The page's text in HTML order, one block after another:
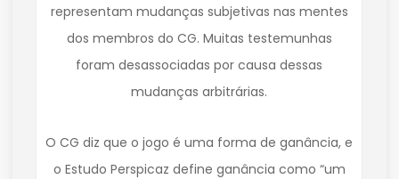
representam mudanças subjetivas nas mentes
dos membros do CG. Muitas testemunhas
foram desassociadas por causa dessas
mudanças arbitrárias.
O CG diz que o jogo é uma forma de ganância, e
o Estudo Perspicaz define ganância como “um